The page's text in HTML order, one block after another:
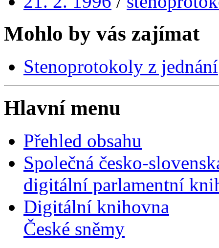
Mohlo by vás zajímat
Stenoprotokoly z jednání
Hlavní menu
Přehled obsahu
Společná česko-
digitální parlamentní
Digitální knihovna
České sněmy